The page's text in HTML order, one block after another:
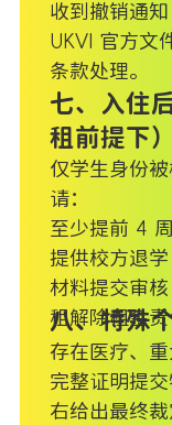
收到撤销通
UKVI 官方文
条款处理。
七、入住
租前提下）
仅学生身份
请：
至少提前 4
提供校方退
材料提交审
租解除租金
八、特殊
存在医疗、
完整证明提
右给出最终裁